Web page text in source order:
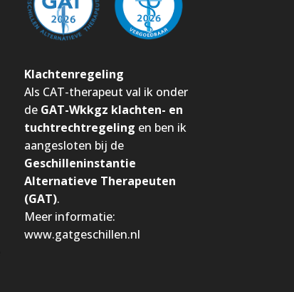
Klachtenregeling
Als CAT-therapeut val ik onder
de GAT-Wkkgz klachten- en
tuchtrechtregeling en ben ik
aangesloten bij de
Geschilleninstantie
Alternatieve Therapeuten
(GAT).
Meer informatie:
www.gatgeschillen.nl